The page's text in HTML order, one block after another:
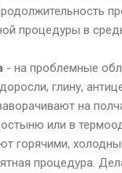
процедуры в
- на проблемные
глину,
на
или в
горячими,
процедура.